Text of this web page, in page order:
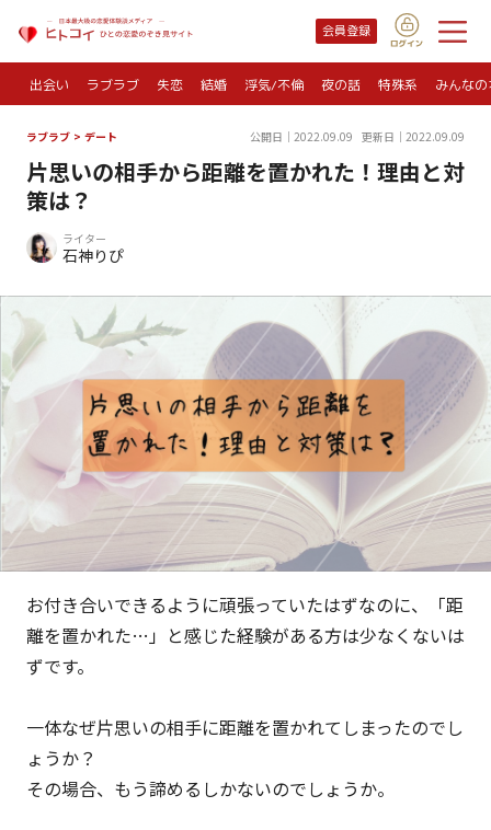
会員登録
出会い ラブラブ 失恋 結婚 浮気/不倫 夜の話 特殊系 みんな
ラブラブ > デート 公開日｜2022.09.09 更新日｜2022.09.09
片思いの相手から距離を置かれた！理由と対
策は？
ライター
石神りぴ
お付き合いできるように頑張っていたはずなのに、「距
離を置かれた…」と感じた経験がある方は少なくないは
ずです。
一体なぜ片思いの相手に距離を置かれてしまったのでし
ょうか？
その場合、もう諦めるしかないのでしょうか。